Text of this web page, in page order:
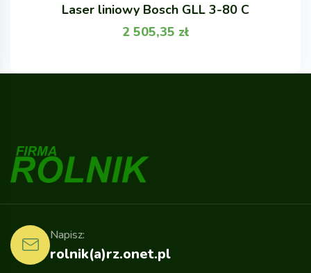
Laser liniowy Bosch GLL 3-80 C
2 505,35 zł
rolnik(a)rz.onet.pl
Napisz: